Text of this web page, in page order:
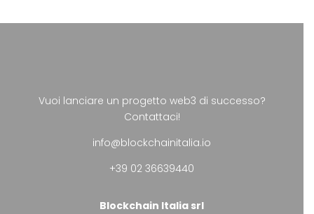
Vuoi lanciare un progetto web3 di successo?
Contattaci!
info@blockchainitalia.io
+39 02 36639440
Blockchain Italia srl